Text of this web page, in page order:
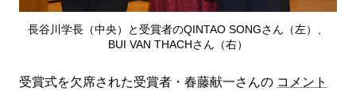
長谷川学長（中央）と受賞者のQINTAO SONGさん（左）、
BUI VAN THACHさん（右）
受賞式を欠席された受賞者・春藤献一さんの コメント